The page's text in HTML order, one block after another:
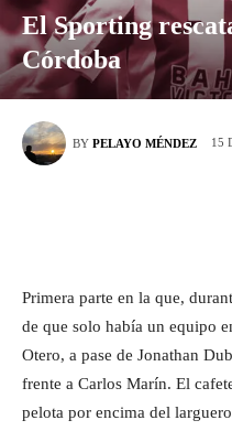
El Sporting
Córdoba
BY PELAYO MÉNDEZ 15
Primera parte en la que,
de que solo había un equipo
Otero, a pase de Jonathan
frente a Carlos Marín. El
pelota por encima del